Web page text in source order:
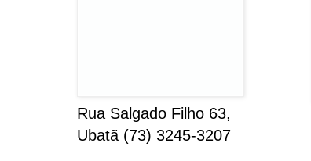
Rua Salgado Filho 63,
Ubatã (73) 3245-3207